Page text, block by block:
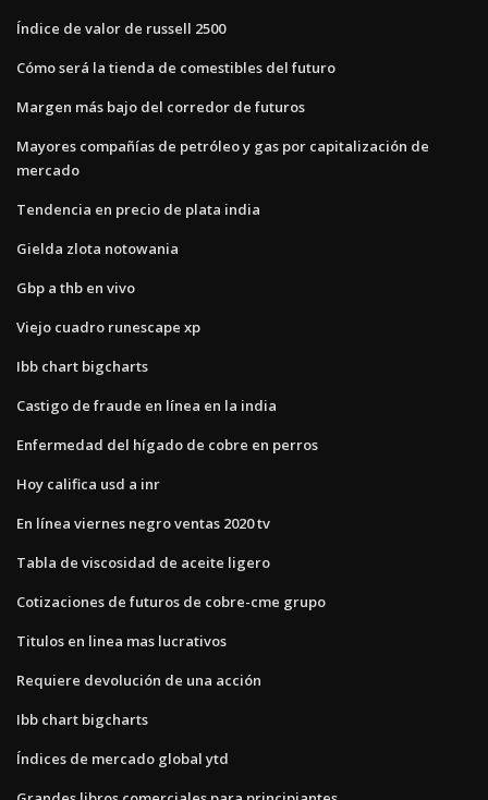
Índice de valor de russell 2500
Cómo será la tienda de comestibles del futuro
Margen más bajo del corredor de futuros
Mayores compañías de petróleo y gas por capitalización de
mercado
Tendencia en precio de plata india
Gielda zlota notowania
Gbp a thb en vivo
Viejo cuadro runescape xp
Ibb chart bigcharts
Castigo de fraude en línea en la india
Enfermedad del hígado de cobre en perros
Hoy califica usd a inr
En línea viernes negro ventas 2020 tv
Tabla de viscosidad de aceite ligero
Cotizaciones de futuros de cobre-cme grupo
Titulos en linea mas lucrativos
Requiere devolución de una acción
Ibb chart bigcharts
Índices de mercado global ytd